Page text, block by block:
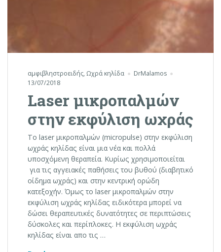
αμφιβληστροειδής,Ωχρά κηλίδα
DrMalamos
13/07/2018
Laser μικροπαλμών
στην εκφύλιση ωχράς
Το laser μικροπαλμών (micropulse) στην εκφύλιση
ωχράς κηλίδας είναι μια νέα και πολλά
υποσχόμενη θεραπεία. Κυρίως χρησιμοποιείται
για τις αγγειακές παθήσεις του βυθού (διαβητικό
οίδημα ωχράς) και στην κεντρική ορώδη
κατεξοχήν. Όμως το laser μικροπαλμών στην
εκφύλιση ωχράς κηλίδας ειδικότερα μπορεί να
δώσει θεραπευτικές δυνατότητες σε περιπτώσεις
δύσκολες και περίπλοκες. Η εκφύλιση ωχράς
κηλίδας είναι απο τις …